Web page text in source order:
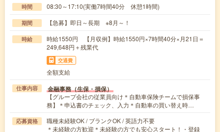
時間 08:30～17:10(実働7時間40分 休憩1時間)
期間 【急募】即日～長期 ※8月～！
時給
時給1550円 【月収例】時給1550円×7時間40分×月21日＝
249,648円＋残業代
交通費
全額支給
仕事内容 金融事務（生保・損保）
【グループ会社の従業員向け＊自動車保険チームで損保事
務】＊申込書のチェック、入力＊自動車の買い替え時…
応募資格
職種未経験OK / ブランクOK / 英語力不要
＊未経験の方歓迎＊未経験の方でも安心スタート！・登録